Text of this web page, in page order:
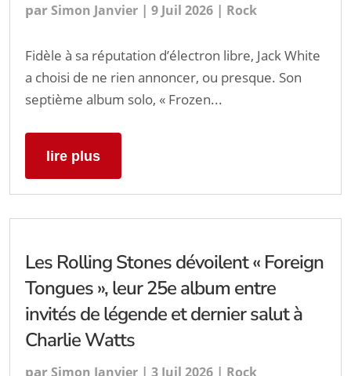
parSimon Janvier | 9 Juil 2026 | Rock
Fidèle à sa réputation d’électron libre, Jack White
a choisi de ne rien annoncer, ou presque. Son
septième album solo, « Frozen...
lire plus
Les Rolling Stones dévoilent « Foreign
Tongues », leur 25e album entre
invités de légende et dernier salut à
Charlie Watts
parSimon Janvier | 3 Juil 2026 | Rock